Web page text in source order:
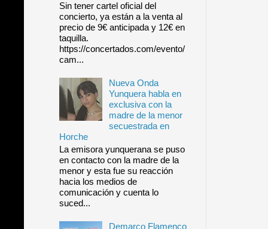
Sin tener cartel oficial del
concierto, ya están a la venta al
precio de 9€ anticipada y 12€ en
taquilla.
https://concertados.com/evento/
cam...
Nueva Onda
Yunquera habla en
exclusiva con la
madre de la menor
secuestrada en
Horche
La emisora yunquerana se puso
en contacto con la madre de la
menor y esta fue su reacción
hacia los medios de
comunicación y cuenta lo
suced...
Demarco Flamenco